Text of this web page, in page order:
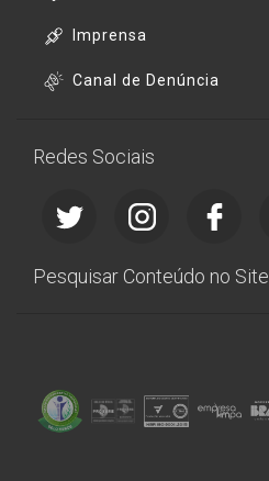
Imprensa
Canal de Denúncia
Redes Sociais
Pesquisar Conteúdo no Site